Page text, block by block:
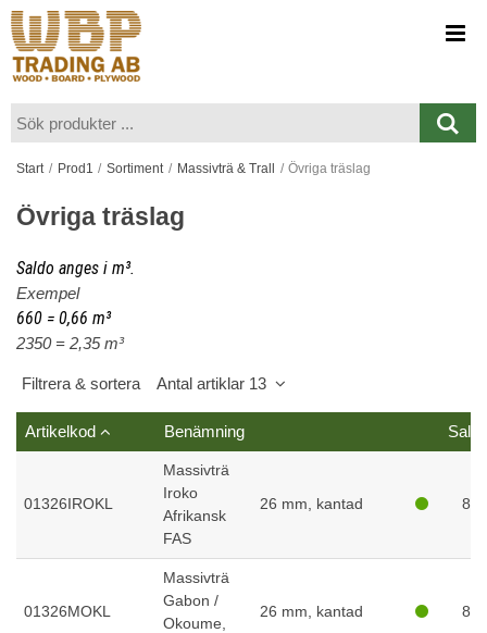
Start / Prod1 / Sortiment / Massivträ & Trall / Övriga träslag
Övriga träslag
Saldo anges i m³.
Exempel
660 = 0,66 m³
2350 = 2,35 m³
Filtrera & sortera Antal artiklar 13
Artikelkod Benämning Saldo
01326IROKL
Massivträ
Iroko
Afrikansk
FAS
26 mm, kantad 817
01326MOKL
Massivträ
Gabon /
Okoume,
26 mm, kantad 875
Visa varukorgen